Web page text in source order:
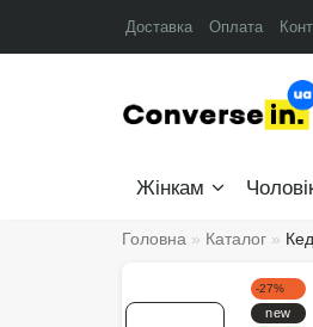
Доставка Оплата
Жінкам
Головна Каталог
-27%
new